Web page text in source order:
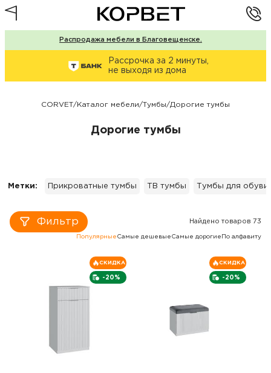
Распродажа мебели в Благовещенске.
Рассрочка за 2 минуты,
не выходя из дома
CORVET/Каталог мебели/Тумбы/Дорогие тумбы
Дорогие тумбы
Метки: Прикроватные тумбы ТВ тумбы Тумбы для обуви
Фильтр Найдено товаров 73
Популярные Самые дешевые Самые дорогие По алфавиту
-20%
СКИДКА
-20%
СКИДКА